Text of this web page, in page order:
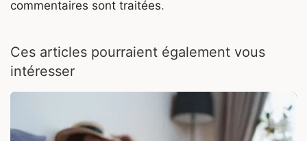
commentaires sont traitées.
Ces articles pourraient également vous
intéresser